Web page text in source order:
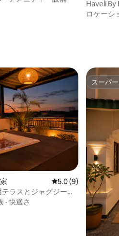
Haveli
ロケーシ
レビュー9件、5つ
5.0 (9)
ラスとジャグジー付
·快適さ
スーパ
スーパ